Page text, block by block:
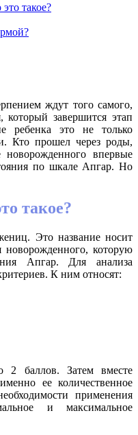
такое?
ждут того самого,
который завершится этап
ребенка это не только
Кто прошел через роды,
новорожденного впервые
по шкале Апгар. Но
такое?
Это название носит
новорожденного, которую
Апгар. Для анализа
К ним относят:
2 баллов. Затем вместе
ее количественное
применения
и максимальное